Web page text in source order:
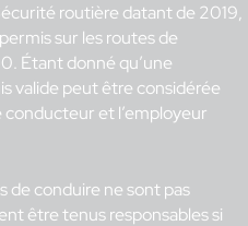
routière datant de 2019,
sur les routes de
Étant donné qu’une
valide peut être considérée
et l’employeur
de conduire ne sont pas
être tenus responsables si